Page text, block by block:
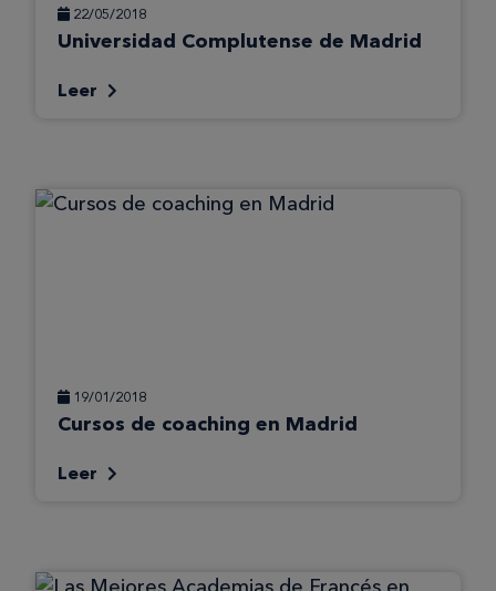
22/05/2018
Universidad Complutense de Madrid
Leer
19/01/2018
Cursos de coaching en Madrid
Leer